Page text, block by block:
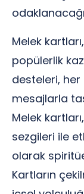
Melek
popülerlik
desteleri,
mesajlarla
Melek
sezgileri ile
olarak
Kartların